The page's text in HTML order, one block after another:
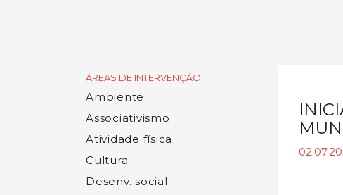
ÁREAS DE INTERVENÇÃO
Ambiente
Associativismo
Atividade física
Cultura
Desenv. social